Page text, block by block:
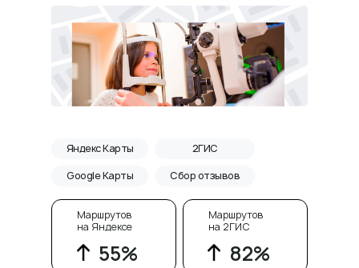
Google Карты
Яндекс Карты
Маршрутов
на Яндексе
55%
Маршрутов
на 2ГИС
82%
2ГИС
Сбор отзывов